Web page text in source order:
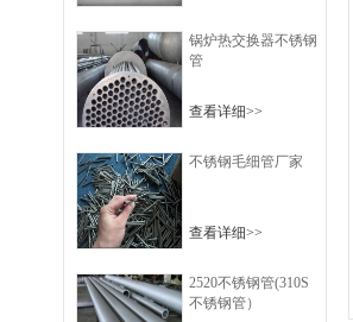
锅炉热交换器不锈钢
管
查看详细>>
不锈钢毛细管厂家
查看详细>>
2520不锈钢管(310S
不锈钢管）